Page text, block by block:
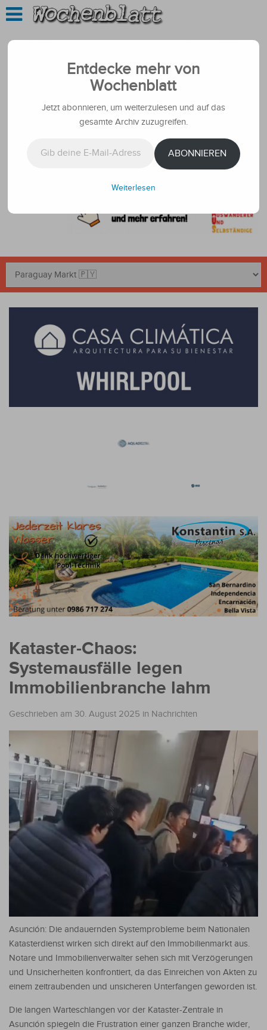
Kataster-Chaos:
Systemausfälle legen
Immobilienbranche lahm
Geschrieben am 30. August 2025 in Nachrichten
Asunción: Die andauernden Systemprobleme beim Nationalen
Katasterdienst wirken sich direkt auf den Immobilienmarkt aus.
Notare und Immobilienverwalter sehen sich mit Verzögerungen
und Unsicherheiten konfrontiert, da das Einreichen von Akten zu
einem zeitraubenden und unsicheren Unterfangen geworden ist.
Die langen Warteschlangen vor der Kataster-Zentrale in
Asunción spiegeln die Frustration einer ganzen Branche wider,
Entdecke mehr von
Wochenblatt
Jetzt abonnieren, um weiterzulesen und auf das
gesamte Archiv zuzugreifen.
ABONNIEREN
Weiterlesen